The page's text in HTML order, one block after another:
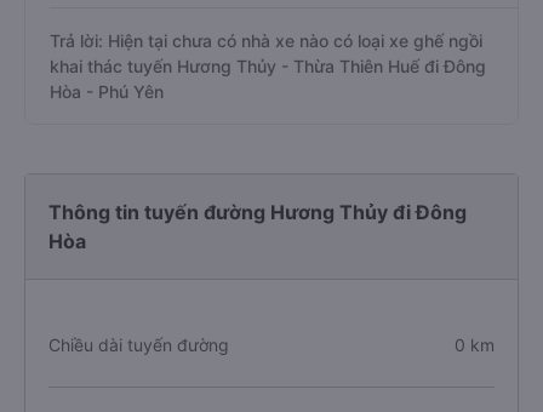
Trả lời: Hiện tại chưa có nhà xe nào có loại xe ghế ngồi
khai thác tuyến Hương Thủy - Thừa Thiên Huế đi Đông
Hòa - Phú Yên
Thông tin tuyến đường Hương Thủy đi Đông
Hòa
Chiều dài tuyến đường 0 km